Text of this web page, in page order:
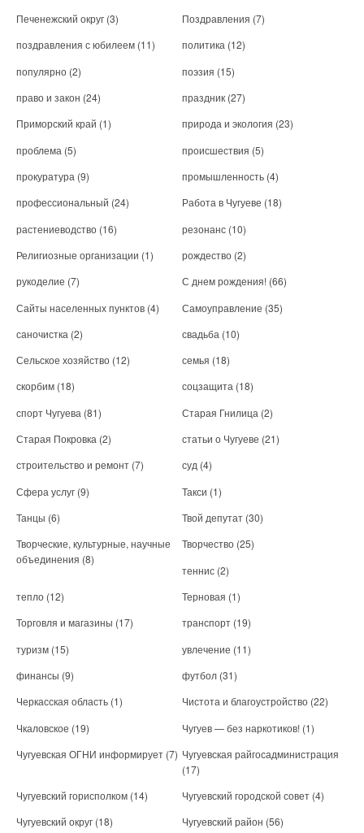
Печенежский округ (3) Поздравления (7)
поздравления с юбилеем (11) политика (12)
популярно (2) поэзия (15)
право и закон (24) праздник (27)
Приморский край (1) природа и экология (23)
проблема (5) происшествия (5)
прокуратура (9) промышленность (4)
профессиональный (24) Работа в Чугуеве (18)
растениеводство (16) резонанс (10)
Религиозные организации (1) рождество (2)
рукоделие (7) С днем рождения! (66)
Сайты населенных пунктов (4) Самоуправление (35)
саночистка (2) свадьба (10)
Сельское хозяйство (12) семья (18)
скорбим (18) соцзащита (18)
спорт Чугуева (81) Старая Гнилица (2)
Старая Покровка (2) статьи о Чугуеве (21)
строительство и ремонт (7) суд (4)
Сфера услуг (9) Такси (1)
Танцы (6) Твой депутат (30)
Творческие, культурные, научные
объединения (8)
Творчество (25)
теннис (2)
тепло (12) Терновая (1)
Торговля и магазины (17) транспорт (19)
туризм (15) увлечение (11)
финансы (9) футбол (31)
Черкасская область (1) Чистота и благоустройство (22)
Чкаловское (19) Чугуев — без наркотиков! (1)
Чугуевская ОГНИ информирует (7) Чугуевская райгосадминистрация
(17)
Чугуевский горисполком (14) Чугуевский городской совет (4)
Чугуевский округ (18) Чугуевский район (56)